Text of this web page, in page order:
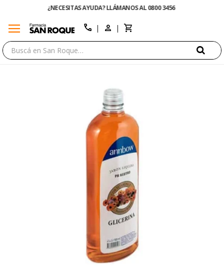
¿NECESITAS AYUDA? LLÁMANOS AL 0800 3456
menu call
close